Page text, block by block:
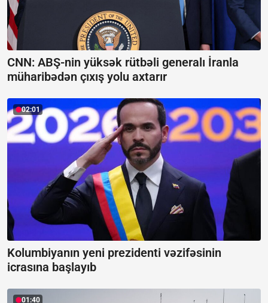
CNN: ABŞ-nin yüksək rütbəli generalı İranla
müharibədən çıxış yolu axtarır
02:01
Kolumbiyanın yeni prezidenti vəzifəsinin
icrasına başlayıb
01:40